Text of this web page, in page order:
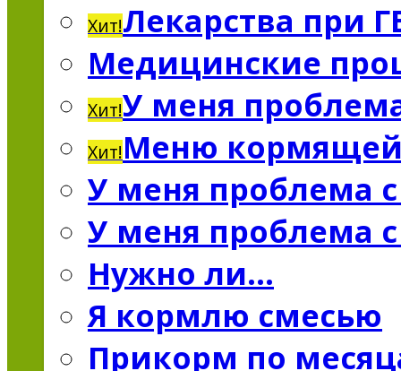
Хит!Лекарства при
Медицинские
Хит!У меня
Хит!Меню
У меня проблема
У меня проблема
Нужно ли…
Я кормлю смесью
Прикорм по